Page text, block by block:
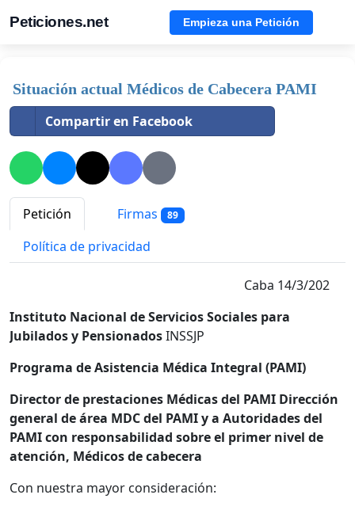
Peticiones.net Empieza una Petición
Situación actual Médicos de Cabecera PAMI
Compartir en Facebook
Petición Firmas 89
Política de privacidad
Caba 14/3/202
Instituto Nacional de Servicios Sociales para
Jubilados y PensionadosINSSJP
Programa de Asistencia Médica Integral (PAMI)
Director de prestaciones Médicas del PAMI Dirección
general de área MDC del PAMIy a Autoridades del
PAMI con responsabilidad sobre el primer nivel de
atención, Médicos de cabecera
Con nuestra mayor consideración: